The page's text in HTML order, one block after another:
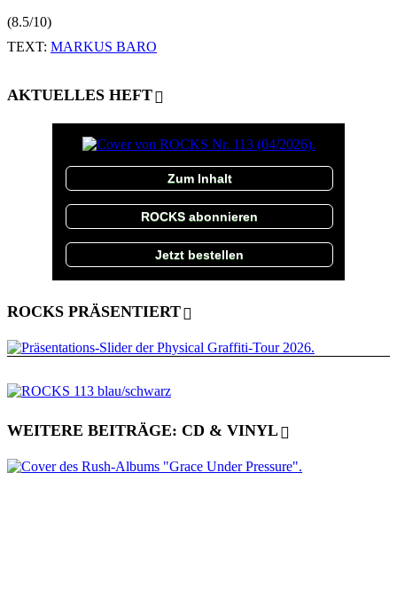
(8.5/10)
TEXT: MARKUS BARO
AKTUELLES HEFT
Zum Inhalt
ROCKS abonnieren
Jetzt bestellen
ROCKS PRÄSENTIERT
WEITERE BEITRÄGE: CD & VINYL